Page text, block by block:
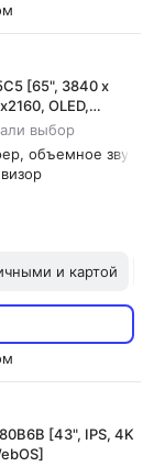
[65", 3840 x
OLED,
выбор
объемное
и картой
[43", IPS, 4K